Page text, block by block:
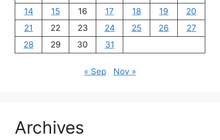
14
15 16 17 18 19
20
21
22 23 24 25 26
27
28
29 30 31
« Sep Nov »
Archives